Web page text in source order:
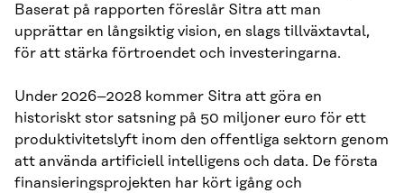
Baserat på rapporten föreslår Sitra att man
upprättar en långsiktig vision, en slags tillväxtavtal,
för att stärka förtroendet och investeringarna.
Under 2026–2028 kommer Sitra att göra en
historiskt stor satsning på 50 miljoner euro för ett
produktivitetslyft inom den offentliga sektorn genom
att använda artificiell intelligens och data. De första
finansieringsprojekten har kört igång och